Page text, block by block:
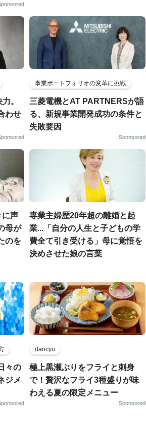
。
わせ
事業ポートフォリオの変革に挑戦
三菱電機とAT PARTNERSが語
る、新規事業開発成功の条件と
失敗要因
Sponsored
に声
母が
のを
専業主婦歴20年超の離婚と起
業...「自分の人生と子どもの学
費全て引き受ける」母に覚悟を
決めさせた娘の言葉
々の
ジメ
dancyu
極上黒瀬ぶりをフライと刺身
で！贅沢なフライ3種盛りが味
わえる夏の限定メニュー
Sponsored